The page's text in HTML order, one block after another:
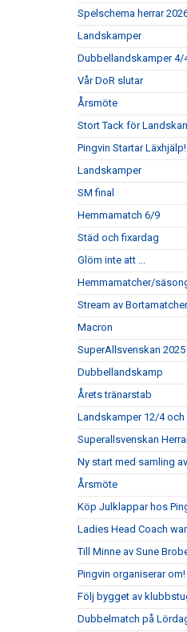
Spelschema herrar
Landskamper
Dubbellandskamper 4/
Vår DoR slutar
Årsmöte
Stort Tack för
Pingvin Startar Läxhjälp!
Landskamper
SM final
Hemmamatch 6/9
Städ och fixardag
Glöm inte att ...
Hemmamatcher/
Stream av Bortamatcher
Macron
SuperAllsvenskan
Dubbellandskamp
Årets tränarstab
Landskamper 12/4 och
Superallsvenskan
Ny start med samling
Årsmöte
Köp Julklappar hos
Ladies Head Coach
Till Minne av Sune
Pingvin organiserar om!
Följ bygget av
Dubbelmatch på